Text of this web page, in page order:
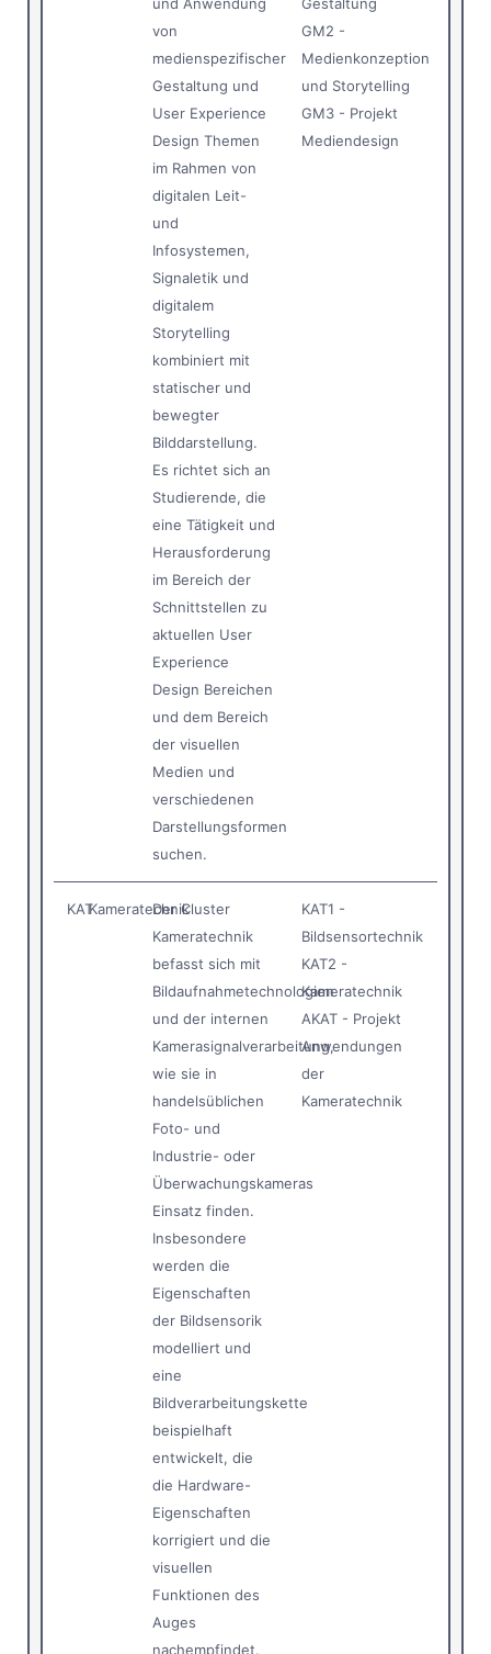
von
medienspezifischer
Gestaltung und
User Experience
Design Themen
im Rahmen von
digitalen Leit-
und
Infosystemen,
Signaletik und
digitalem
Storytelling
kombiniert mit
statischer und
bewegter
Bilddarstellung.
Es richtet sich an
Studierende, die
eine Tätigkeit und
Herausforderung
im Bereich der
Schnittstellen zu
aktuellen User
Experience
Design Bereichen
und dem Bereich
der visuellen
Medien und
verschiedenen
Darstellungsformen
suchen.
GM2 -
Medienkonzeption
und Storytelling
GM3 - Projekt
Mediendesign
KATKameratechnikDer Cluster
Kameratechnik
befasst sich mit
Bildaufnahmetechnologien
und der internen
Kamerasignalverarbeitung,
wie sie in
handelsüblichen
Foto- und
Industrie- oder
Überwachungskameras
Einsatz finden.
Insbesondere
werden die
Eigenschaften
der Bildsensorik
modelliert und
eine
Bildverarbeitungskette
beispielhaft
entwickelt, die
die Hardware-
Eigenschaften
korrigiert und die
visuellen
Funktionen des
Auges
nachempfindet.
KAT1 -
Bildsensortechnik
KAT2 -
Kameratechnik
AKAT - Projekt
Anwendungen
der
Kameratechnik